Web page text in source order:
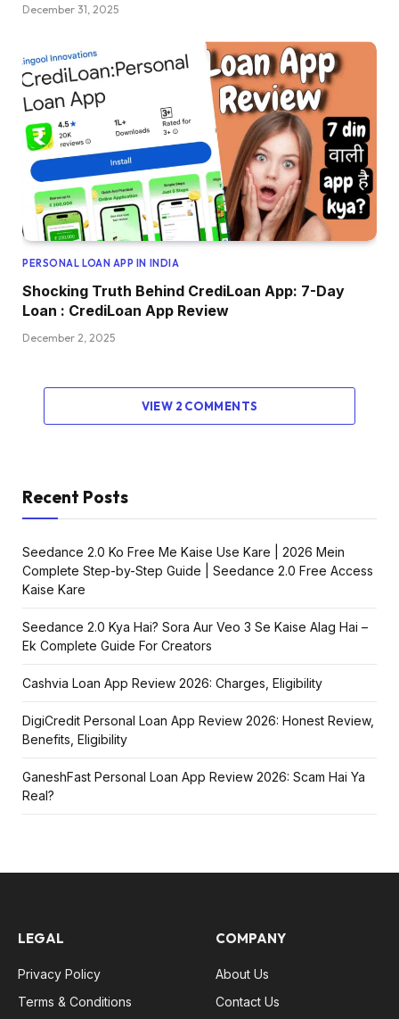
December 31, 2025
PERSONAL LOAN APP IN INDIA
Shocking Truth Behind CrediLoan App: 7-Day
Loan : CrediLoan App Review
December 2, 2025
VIEW 2 COMMENTS
Recent Posts
Seedance 2.0 Ko Free Me Kaise Use Kare | 2026 Mein
Complete Step-by-Step Guide | Seedance 2.0 Free Access
Kaise Kare
Seedance 2.0 Kya Hai? Sora Aur Veo 3 Se Kaise Alag Hai –
Ek Complete Guide For Creators
Cashvia Loan App Review 2026: Charges, Eligibility
DigiCredit Personal Loan App Review 2026: Honest Review,
Benefits, Eligibility
GaneshFast Personal Loan App Review 2026: Scam Hai Ya
Real?
LEGAL
Privacy Policy
Terms & Conditions
COMPANY
About Us
Contact Us